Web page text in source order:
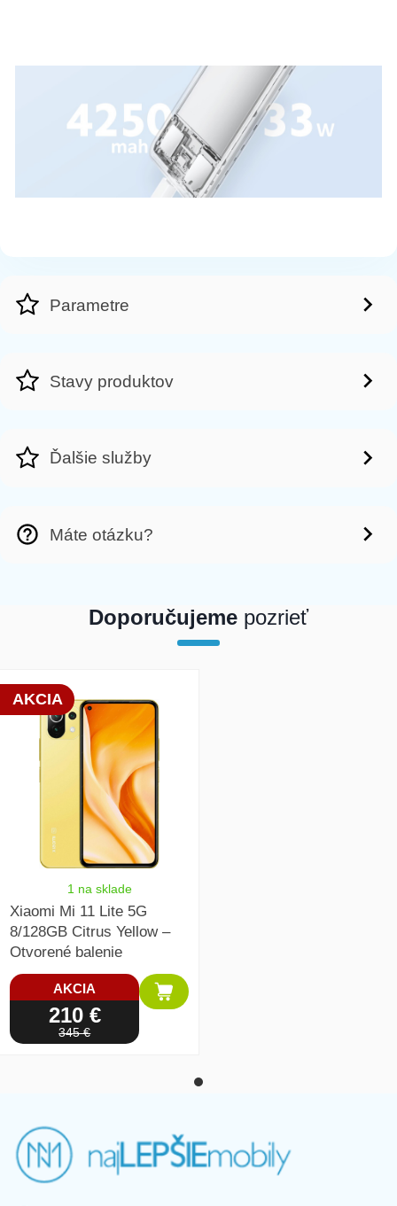
Parametre
Stavy produktov
Ďalšie služby
Máte otázku?
Doporučujeme pozrieť
AKCIA
1 na sklade
Xiaomi Mi 11 Lite 5G
8/128GB Citrus Yellow –
Otvorené balenie
AKCIA
210 €
345 €